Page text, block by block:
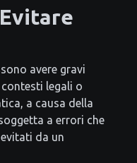
avere gravi
legali o
a causa della
a errori che
da un